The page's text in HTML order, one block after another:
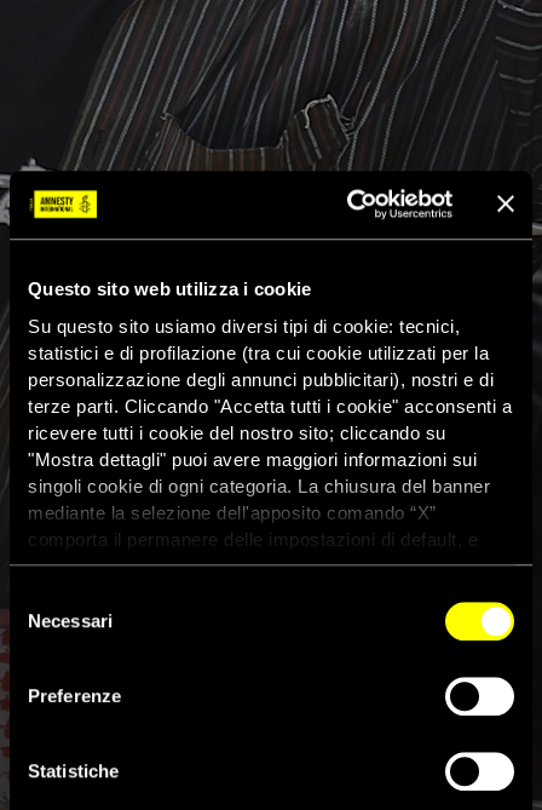
Questo sito web utilizza i cookie
Su questo sito usiamo diversi tipi di cookie: tecnici,
statistici e di profilazione (tra cui cookie utilizzati per la
personalizzazione degli annunci pubblicitari), nostri e di
terze parti. Cliccando "Accetta tutti i cookie" acconsenti a
ricevere tutti i cookie del nostro sito; cliccando su
"Mostra dettagli" puoi avere maggiori informazioni sui
singoli cookie di ogni categoria. La chiusura del banner
mediante la selezione dell'apposito comando “X”
comporta il permanere delle impostazioni di default, e
dunque la continuazione della navigazione con i cookie
dei cookie attivi sul sito clicca
del
consenso
Necessari
Preferenze
Statistiche
Vertice Unione europea –
Turchia: ‘Non ignorare i diritti
dei rifugiati’